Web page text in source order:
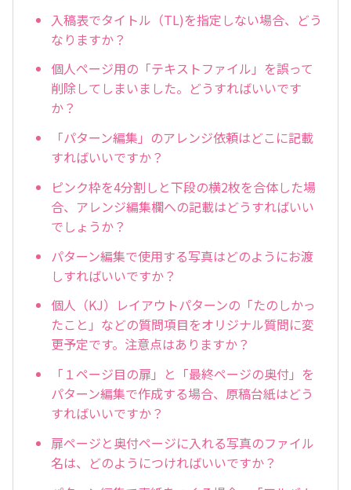
入稿表でタイトル（TL)を指定しない場合、どう
なりますか？
個人ページ用の「テキストファイル」を誤って
削除してしまいました。どうすればいいです
か？
「パターン編集」のアレンジ依頼はどこに記載
すればいいですか？
ピンク枠を4分割しと下段の横2枚を合体した場
合、アレンジ編集欄への記載はどうすればいい
でしょうか？
パターン編集で使用する写真はどのようにお渡
しすればいいですか？
個人（KJ）レイアウトパターンの「たのしかっ
たこと」などの質問項目をオリジナル質問に変
更予定です。注意点はありますか？
「１ページ目の扉」と「最終ページの奥付」を
パターン編集で作成する場合、原稿台紙はどう
すればいいですか？
扉ページと奥付ページに入れる写真のファイル
名は、どのようにつければいいですか？